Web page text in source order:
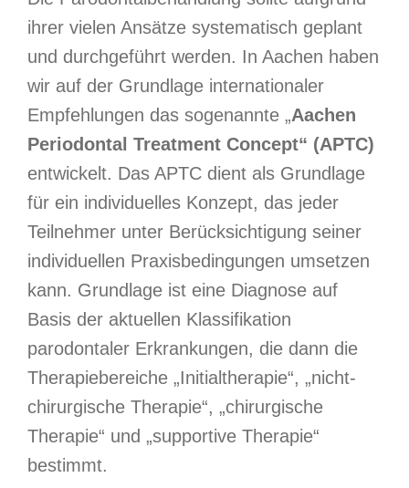
ihrer vielen Ansätze systematisch geplant
und durchgeführt werden. In Aachen haben
wir auf der Grundlage internationaler
Empfehlungen das sogenannte „Aachen
Periodontal Treatment Concept“ (APTC)
entwickelt. Das APTC dient als Grundlage
für ein individuelles Konzept, das jeder
Teilnehmer unter Berücksichtigung seiner
individuellen Praxisbedingungen umsetzen
kann. Grundlage ist eine Diagnose auf
Basis der aktuellen Klassifikation
parodontaler Erkrankungen, die dann die
Therapiebereiche „Initialtherapie“, „nicht-
chirurgische Therapie“, „chirurgische
Therapie“ und „supportive Therapie“
bestimmt.